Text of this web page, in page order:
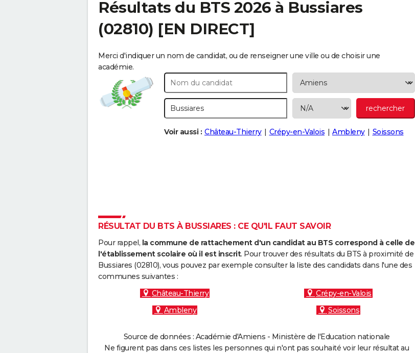
Résultats du BTS 2026 à Bussiares
(02810) [EN DIRECT]
Merci d'indiquer un nom de candidat, ou de renseigner une ville ou de choisir une
académie.
Voir aussi : Château-Thierry Crépy-en-Valois Ambleny Soissons
RÉSULTAT DU BTS À BUSSIARES : CE QU'IL FAUT SAVOIR
Pour rappel, la commune de rattachement d'un candidat au BTS correspond à celle de
l'établissement scolaire où il est inscrit. Pour trouver des résultats du BTS à proximité de
Bussiares (02810), vous pouvez par exemple consulter la liste des candidats dans l'une des
communes suivantes :
Château-Thierry
Crépy-en-Valois
Ambleny
Soissons
Source de données : Académie d'Amiens - Ministère de l'Education nationale
Ne figurent pas dans ces listes les personnes qui n'ont pas souhaité voir leur résultat au